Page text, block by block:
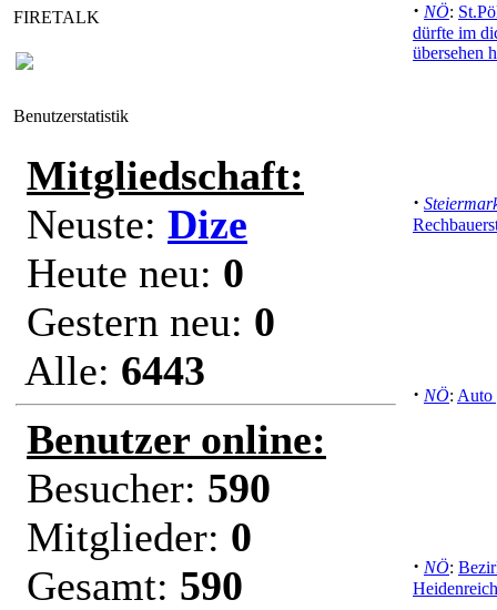
FIRETALK
Benutzerstatistik
Mitgliedschaft:
Neuste: Dize
Heute neu: 0
Gestern neu: 0
Alle: 6443
Benutzer online:
Besucher: 590
Mitglieder: 0
Gesamt: 590
· NÖ:
dürfte im
übersehen
·
· NÖ: Auto
· NÖ: